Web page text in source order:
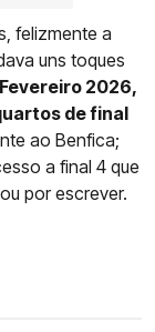
felizmente a
uns toques
2026,
de final
ao Benfica;
a final 4 que
por escrever.